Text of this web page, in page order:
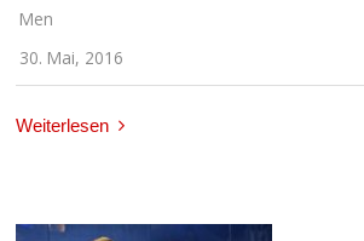
Men
30. Mai, 2016
Weiterlesen